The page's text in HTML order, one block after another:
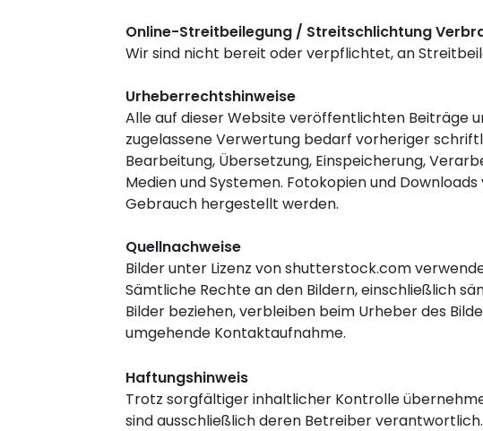
Online-Streitbeilegung / Streitschlichtung
Wir sind nicht bereit oder verpflichtet, an
Urheberrechtshinweise
Alle auf dieser Website veröffentlichten Beiträge
zugelassene Verwertung bedarf vorheriger
Bearbeitung, Übersetzung, Einspeicherung,
Medien und Systemen. Fotokopien und
Gebrauch hergestellt werden.
Quellnachweise
Bilder unter Lizenz von shutterstock.com
Sämtliche Rechte an den Bildern, einschließlich
Bilder beziehen, verbleiben beim Urheber des
umgehende Kontaktaufnahme.
Haftungshinweis
Trotz sorgfältiger inhaltlicher Kontrolle
sind ausschließlich deren Betreiber verantwortlich.